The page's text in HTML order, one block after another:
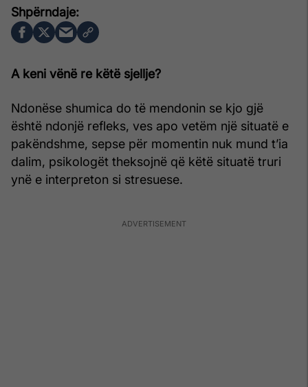
A keni vënë re këtë sjellje?
Ndonëse shumica do të mendonin se kjo gjë
është ndonjë refleks, ves apo vetëm një situatë e
pakëndshme, sepse për momentin nuk mund t’ia
dalim, psikologët theksojnë që këtë situatë truri
ynë e interpreton si stresuese.